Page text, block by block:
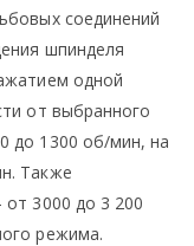
соединений
шпинделя
одной
от выбранного
до 1300 об/мин, на
Также
от 3000 до 3 200
режима.